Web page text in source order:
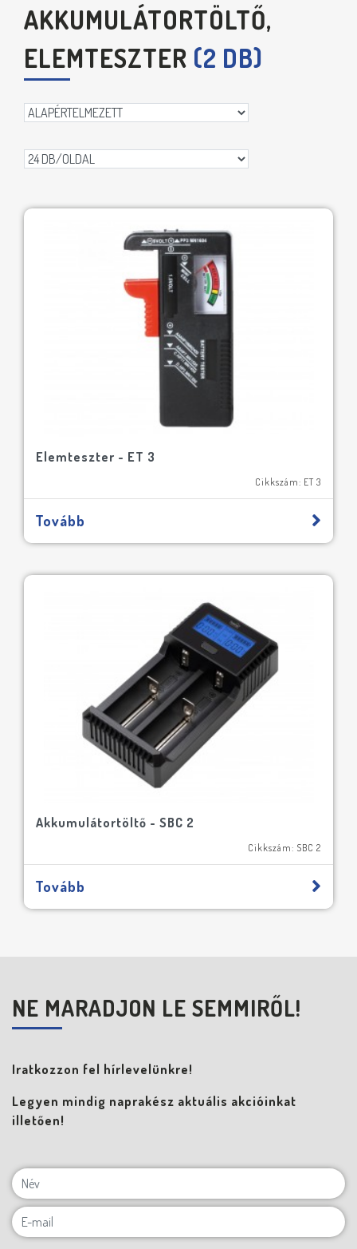
AKKUMULÁTORTÖLTŐ,
ELEMTESZTER (2 DB)
Elemteszter - ET 3
Cikkszám: ET 3
Tovább
Akkumulátortöltő - SBC 2
Cikkszám: SBC 2
Tovább
NE MARADJON LE SEMMIRŐL!
Iratkozzon fel hírlevelünkre!
Legyen mindig naprakész aktuális akcióinkat
illetően!